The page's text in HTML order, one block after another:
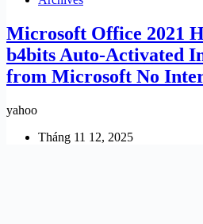
Microsoft Office 2021
b4bits Auto-Activated
from Microsoft No
yahoo
Tháng 11 12, 2025